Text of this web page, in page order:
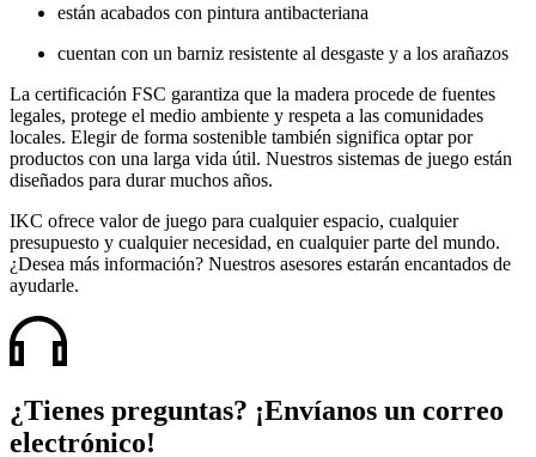
están acabados con pintura antibacteriana
cuentan con un barniz resistente al desgaste y a los arañazos
La certificación FSC garantiza que la madera procede de fuentes
legales, protege el medio ambiente y respeta a las comunidades
locales. Elegir de forma sostenible también significa optar por
productos con una larga vida útil. Nuestros sistemas de juego están
diseñados para durar muchos años.
IKC ofrece valor de juego para cualquier espacio, cualquier
presupuesto y cualquier necesidad, en cualquier parte del mundo.
¿Desea más información? Nuestros asesores estarán encantados de
ayudarle.
¿Tienes preguntas? ¡Envíanos un correo
electrónico!